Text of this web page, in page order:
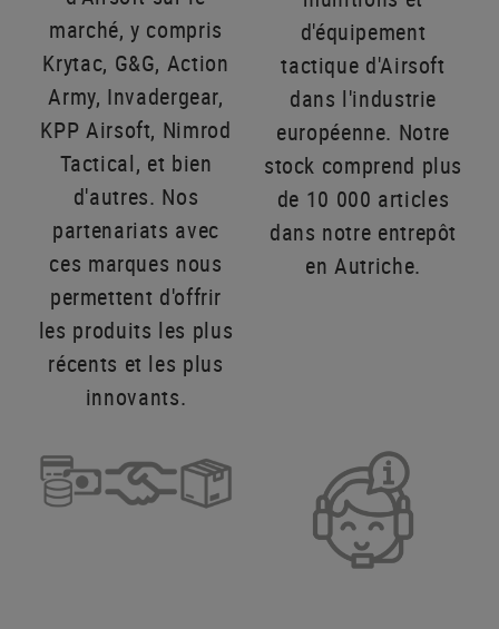
marché, y compris
Krytac, G&G, Action
Army, Invadergear,
KPP Airsoft, Nimrod
Tactical, et bien
d'autres. Nos
partenariats avec
ces marques nous
permettent d'offrir
les produits les plus
récents et les plus
innovants.
d'équipement
tactique d'Airsoft
dans l'industrie
européenne. Notre
stock comprend plus
de 10 000 articles
dans notre entrepôt
en Autriche.